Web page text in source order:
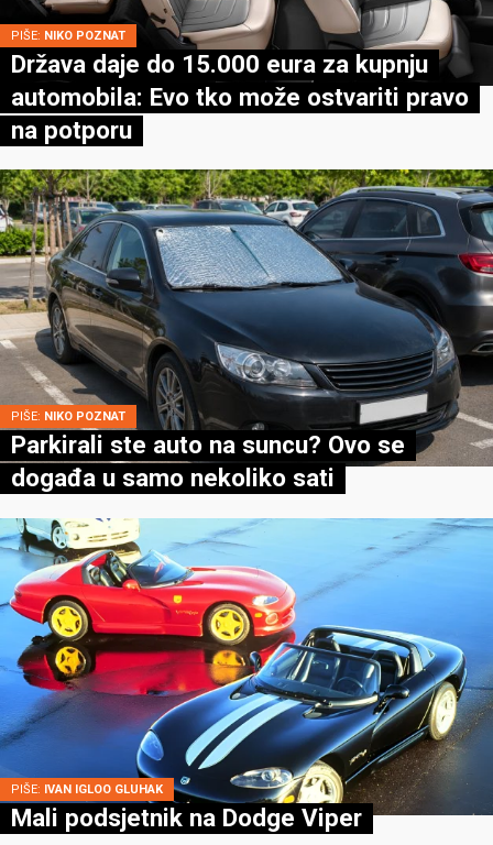
PIŠE: NIKO POZNAT
Država daje do 15.000 eura za kupnju
automobila: Evo tko može ostvariti pravo
na potporu
PIŠE: NIKO POZNAT
Parkirali ste auto na suncu? Ovo se
događa u samo nekoliko sati
PIŠE: IVAN IGLOO GLUHAK
Mali podsjetnik na Dodge Viper